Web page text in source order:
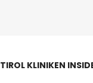
TIROL KLINIKEN